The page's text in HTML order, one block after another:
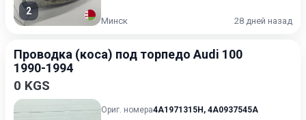
2
Минск 28 дней назад
Проводка (коса) под торпедо Audi 100
1990-1994
0 KGS
Ориг. номера4A1971315H , 4A0937545A